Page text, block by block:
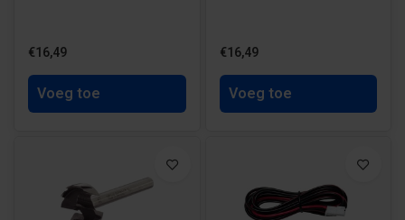
€16,49
Voeg toe
€16,49
Voeg toe